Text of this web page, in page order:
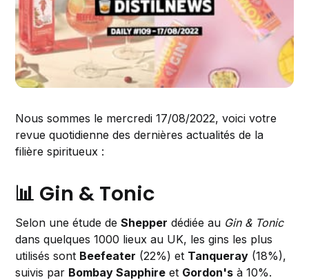
Nous sommes le mercredi 17/08/2022, voici votre
revue quotidienne des dernières actualités de la
filière spiritueux :
📊 Gin & Tonic
Selon une étude deShepper dédiée au Gin & Tonic
dans quelques 1000 lieux au UK, les gins les plus
utilisés sont Beefeater (22%) et Tanqueray (18%),
suivis par Bombay Sapphire et Gordon's à 10%.